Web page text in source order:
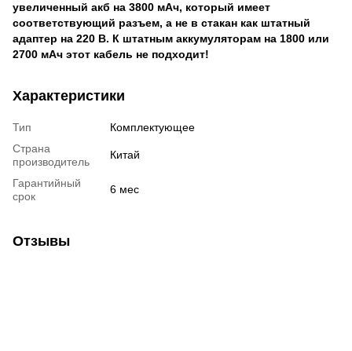
увеличенный акб на 3800 мАч, который имеет
соответствующий разъем, а не в стакан как штатный
адаптер на 220 В. К штатным аккумуляторам на 1800 или
2700 мАч этот кабель не подходит!
Характеристики
Тип
Комплектующее
Страна
производитель
Китай
Гарантийный
срок
6 мес
Отзывы